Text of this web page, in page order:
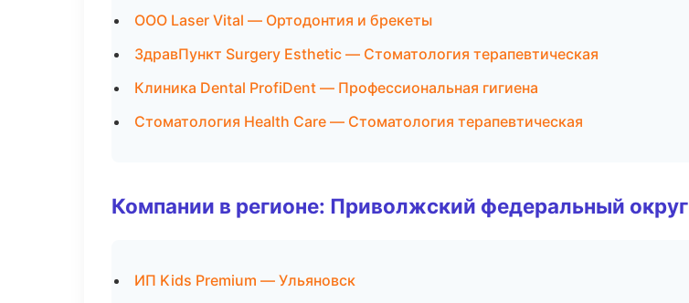
ООО Laser Vital — Ортодонтия и брекеты
ЗдравПункт Surgery Esthetic — Стоматология терапевтическая
Клиника Dental ProfiDent — Профессиональная гигиена
Стоматология Health Care — Стоматология терапевтическая
Компании в регионе: Приволжский федеральный округ
ИП Kids Premium — Ульяновск